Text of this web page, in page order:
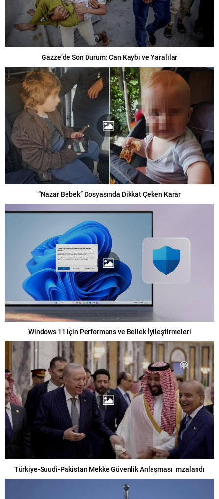
Gazze’de Son Durum: Can Kaybı ve Yaralılar
“Nazar Bebek” Dosyasında Dikkat Çeken Karar
Windows 11 için Performans ve Bellek İyileştirmeleri
Türkiye-Suudi-Pakistan Mekke Güvenlik Anlaşması İmzalandı